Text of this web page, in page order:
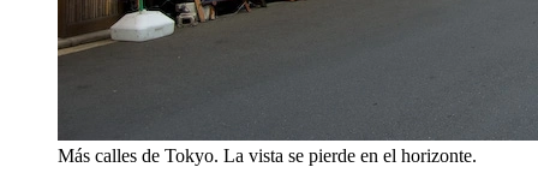
Más calles de Tokyo. La vista se pierde en el horizonte.